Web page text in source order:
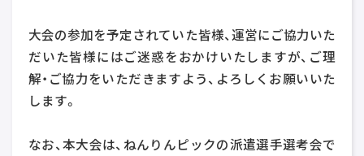
大会の参加を予定されていた皆様、運営にご協力いた
だいた皆様にはご迷惑をおかけいたしますが、ご理
解・ご協力をいただきますよう、よろしくお願いいた
します。
なお、本大会は、ねんりんピックの派遣選手選考会で